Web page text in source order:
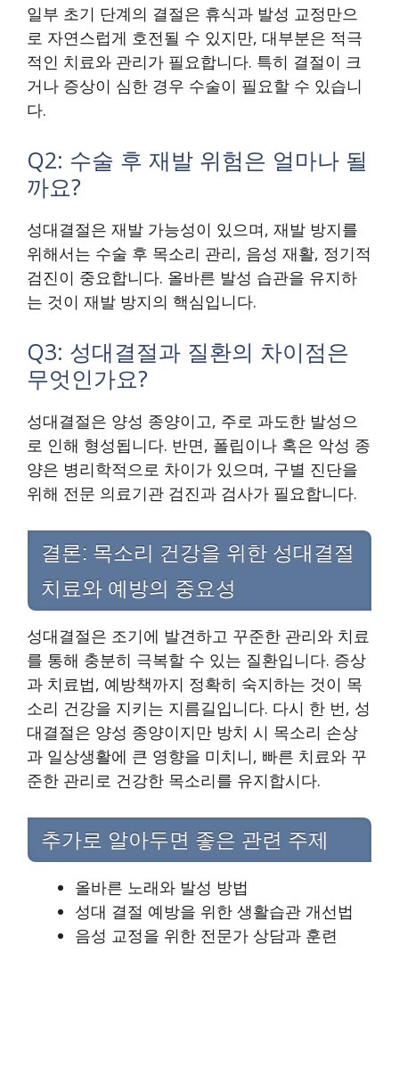
일부 초기 단계의 결절은 휴식과 발성 교정만으
로 자연스럽게 호전될 수 있지만, 대부분은 적극
적인 치료와 관리가 필요합니다. 특히 결절이 크
거나 증상이 심한 경우 수술이 필요할 수 있습니
다.
Q2: 수술 후 재발 위험은 얼마나 될
까요?
성대결절은 재발 가능성이 있으며, 재발 방지를
위해서는 수술 후 목소리 관리, 음성 재활, 정기적
검진이 중요합니다. 올바른 발성 습관을 유지하
는 것이 재발 방지의 핵심입니다.
Q3: 성대결절과 질환의 차이점은
무엇인가요?
성대결절은 양성 종양이고, 주로 과도한 발성으
로 인해 형성됩니다. 반면, 폴립이나 혹은 악성 종
양은 병리학적으로 차이가 있으며, 구별 진단을
위해 전문 의료기관 검진과 검사가 필요합니다.
결론: 목소리 건강을 위한 성대결절
치료와 예방의 중요성
성대결절은 조기에 발견하고 꾸준한 관리와 치료
를 통해 충분히 극복할 수 있는 질환입니다. 증상
과 치료법, 예방책까지 정확히 숙지하는 것이 목
소리 건강을 지키는 지름길입니다. 다시 한 번, 성
대결절은 양성 종양이지만 방치 시 목소리 손상
과 일상생활에 큰 영향을 미치니, 빠른 치료와 꾸
준한 관리로 건강한 목소리를 유지합시다.
추가로 알아두면 좋은 관련 주제
올바른 노래와 발성 방법
성대 결절 예방을 위한 생활습관 개선법
음성 교정을 위한 전문가 상담과 훈련